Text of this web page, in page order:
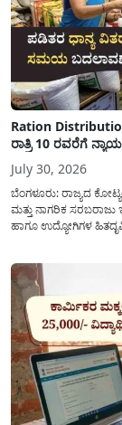
Ration
ರಾತ್ರಿ 10 ರವರೆಗೆ
July 30, 2026
ಬೆಂಗಳೂರು: ರಾಜ್ಯದ
ಮತ್ತು ನಾಗರಿಕ
ಹಾಗೂ ಉದ್ಯೋಗಿಗಳ